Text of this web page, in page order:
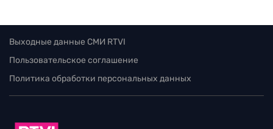
Выходные данные СМИ RTVI
Пользовательское соглашение
Политика обработки персональных данных